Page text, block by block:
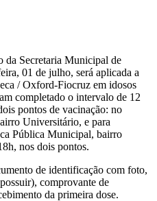
da Secretaria Municipal de
01 de julho, será aplicada a
/ Oxford-Fiocruz em idosos
completado o intervalo de 12
pontos de vacinação: no
Universitário, e para
Pública Municipal, bairro
nos dois pontos.
de identificação com foto,
comprovante de
da primeira dose.